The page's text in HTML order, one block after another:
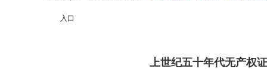
入口
上世纪五十年代无产权